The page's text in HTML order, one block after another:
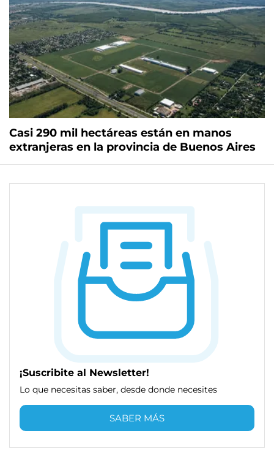
Casi 290 mil hectáreas están en manos
extranjeras en la provincia de Buenos Aires
¡Suscribite al Newsletter!
Lo que necesitas saber, desde donde necesites
SABER MÁS